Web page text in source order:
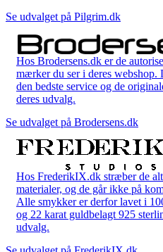
Se udvalget på Pilgrim.dk
Hos Brodersens.dk er de
mærker du ser i deres webshop.
den bedste service og de
deres udvalg.
Se udvalget på Brodersens.dk
Hos FrederikIX.dk stræber de
materialer, og de går ikke på
Alle smykker er derfor lavet i
og 22 karat guldbelagt 925
udvalg.